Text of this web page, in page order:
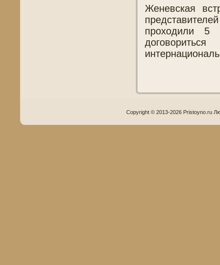
Женевская
проходили 5
Copyright © 2013-2026 Pristoyno.ru